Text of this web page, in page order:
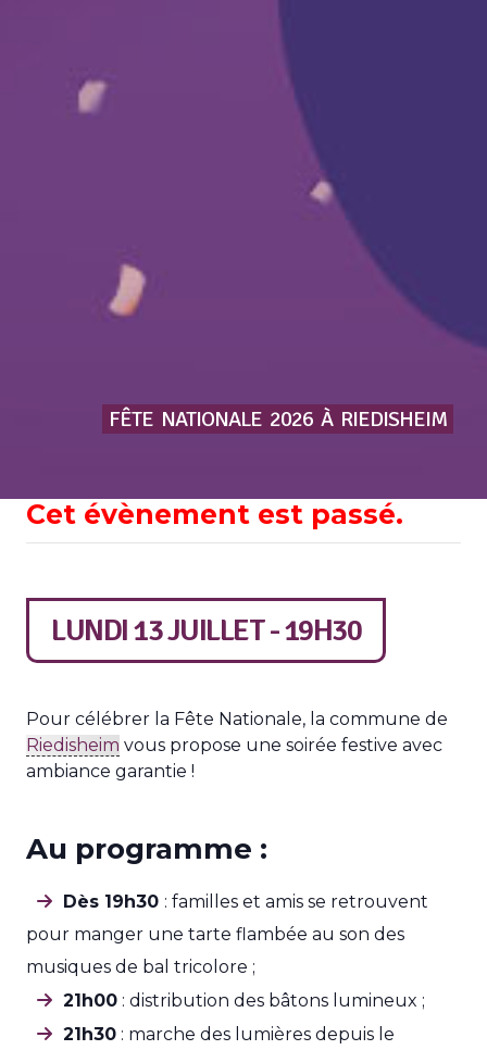
FÊTE NATIONALE 2026 À RIEDISHEIM
Cet évènement est passé.
LUNDI 13 JUILLET - 19H30
Pour célébrer la Fête Nationale, la commune de
Riedisheim vous propose une soirée festive avec
ambiance garantie !
Au programme :
Dès 19h30 : familles et amis se retrouvent
pour manger une tarte flambée au son des
musiques de bal tricolore ;
21h00 : distribution des bâtons lumineux ;
21h30 : marche des lumières depuis le